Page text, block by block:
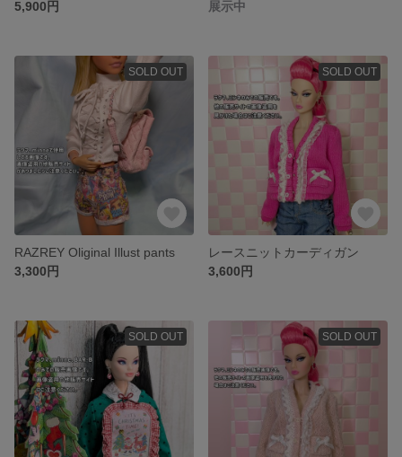
5,900円
展示中
SOLD OUT
RAZREY Oliginal Illust pants
3,300円
SOLD OUT
レースニットカーディガン
3,600円
SOLD OUT SOLD OUT